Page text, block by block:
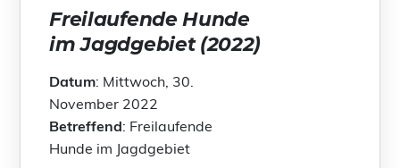
Freilaufende Hunde
im Jagdgebiet (2022)
Datum: Mittwoch, 30.
November 2022
Betreffend: Freilaufende
Hunde im Jagdgebiet